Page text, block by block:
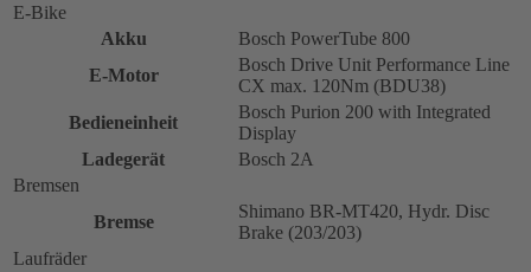
E-Bike
Akku
Bosch PowerTube 800
E-Motor
Bosch Drive Unit Performance Line
CX max. 120Nm (BDU38)
Bedieneinheit
Bosch Purion 200 with Integrated
Display
Ladegerät
Bosch 2A
Bremsen
Bremse
Shimano BR-MT420, Hydr. Disc
Brake (203/203)
Laufräder